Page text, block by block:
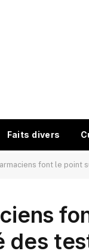
Faits divers
font le point
des